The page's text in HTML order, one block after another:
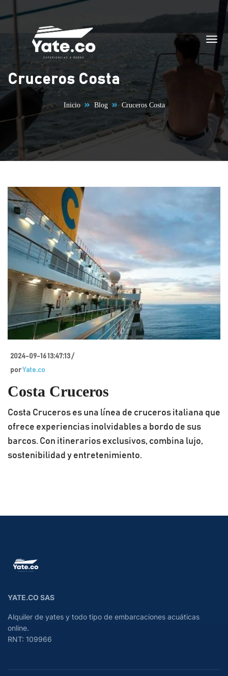
Saltar al contenido
Cruceros Costa
Inicio Blog Cruceros Costa
2024-09-16 13:47:13 /
porYate.co
Costa Cruceros
Costa Cruceros es una línea de cruceros italiana que
ofrece experiencias inolvidables a bordo de sus
barcos. Con itinerarios exclusivos, combina lujo,
sostenibilidad y entretenimiento.
YATE.CO SAS
Alquiler de yates y todo tipo de embarcaciones acuáticas
online.
RNT: 109966